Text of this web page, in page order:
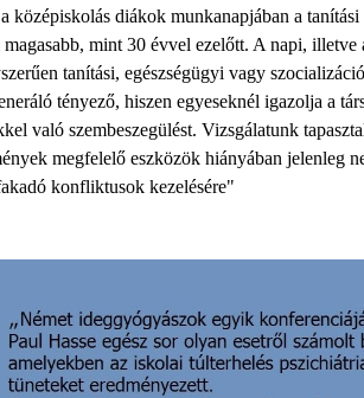
középiskolás diákok munkanapjában a tanítási
mint 30 évvel ezelőtt. A napi, illetve
tanítási, egészségügyi vagy
tényező, hiszen egyeseknél igazolja a
való szembeszegülést. Vizsgálatunk
megfelelő eszközök hiányában jelenleg
konfliktusok kezelésére"